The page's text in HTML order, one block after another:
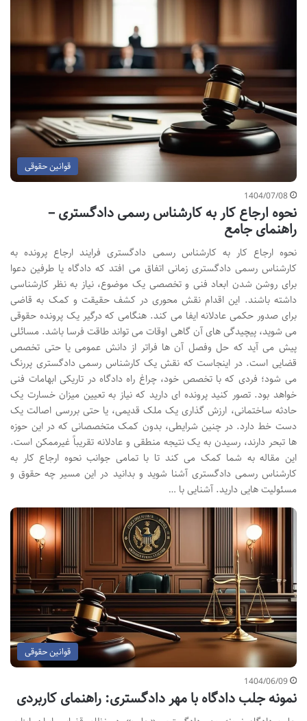
قوانین حقوقی
1404/07/08
نحوه ارجاع کار به کارشناس رسمی دادگستری –
راهنمای جامع
نحوه ارجاع کار به کارشناس رسمی دادگستری فرایند ارجاع پرونده به
کارشناس رسمی دادگستری زمانی اتفاق می افتد که دادگاه یا طرفین دعوا
برای روشن شدن ابعاد فنی و تخصصی یک موضوع، نیاز به نظر کارشناسی
داشته باشند. این اقدام نقش محوری در کشف حقیقت و کمک به قاضی
برای صدور حکمی عادلانه ایفا می کند. هنگامی که درگیر یک پرونده حقوقی
می شوید، پیچیدگی های آن گاهی اوقات می تواند طاقت فرسا باشد. مسائلی
پیش می آید که حل وفصل آن ها فراتر از دانش عمومی یا حتی تخصص
قضایی است. در اینجاست که نقش یک کارشناس رسمی دادگستری پررنگ
می شود؛ فردی که با تخصص خود، چراغ راه دادگاه در تاریکی ابهامات فنی
خواهد بود. تصور کنید پرونده ای دارید که نیاز به تعیین میزان خسارت یک
حادثه ساختمانی، ارزش گذاری یک ملک قدیمی، یا حتی بررسی اصالت یک
دست خط دارد. در چنین شرایطی، بدون کمک متخصصانی که در این حوزه
ها تبحر دارند، رسیدن به یک نتیجه منطقی و عادلانه تقریباً غیرممکن است.
این مقاله به شما کمک می کند تا با تمامی جوانب نحوه ارجاع کار به
کارشناس رسمی دادگستری آشنا شوید و بدانید در این مسیر چه حقوق و
مسئولیت هایی دارید. آشنایی با …
قوانین حقوقی
1404/06/09
نمونه جلب دادگاه با مهر دادگستری: راهنمای کاربردی